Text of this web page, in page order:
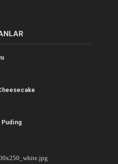
Puding